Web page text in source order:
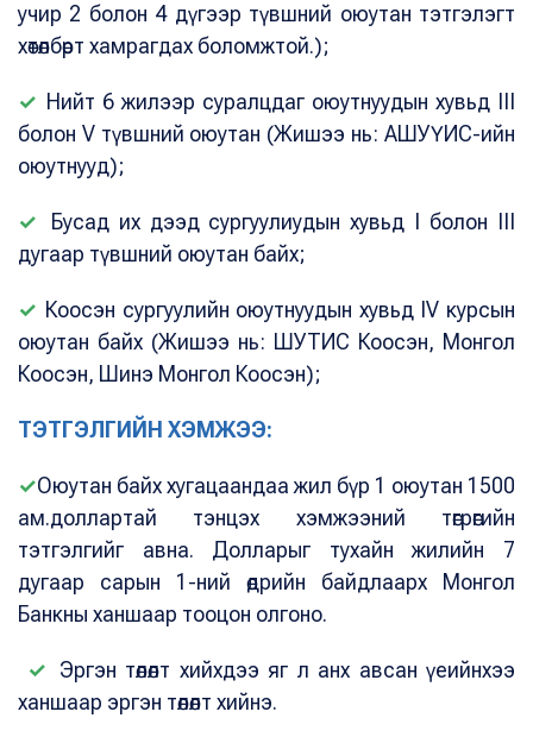
учир 2 болон 4 дүгээр түвшний оюутан тэтгэлэгт
хөтөлбөрт хамрагдах боломжтой.);
✓ Нийт 6 жилээр суралцдаг оюутнуудын хувьд III
болон V түвшний оюутан (Жишээ нь: АШУҮИС-ийн
оюутнууд);
✓
Бусад их дээд сургуулиудын хувьд I болон III
дугаар түвшний оюутан байх;
✓ Коосэн сургуулийн оюутнуудын хувьд IV курсын
оюутан байх (Жишээ нь: ШУТИС Коосэн, Монгол
Коосэн, Шинэ Монгол Коосэн);
ТЭТГЭЛГИЙН ХЭМЖЭЭ:
✓Оюутан байх хугацаандаа жил бүр 1 оюутан 1500
ам.доллартай тэнцэх хэмжээний төгрөгийн
тэтгэлгийг авна. Долларыг тухайн жилийн 7
дугаар сарын 1-ний өдрийн байдлаарх Монгол
Банкны ханшаар тооцон олгоно.
✓ Эргэн төлөлт хийхдээ яг л анх авсан үеийнхээ
ханшаар эргэн төлөлт хийнэ.